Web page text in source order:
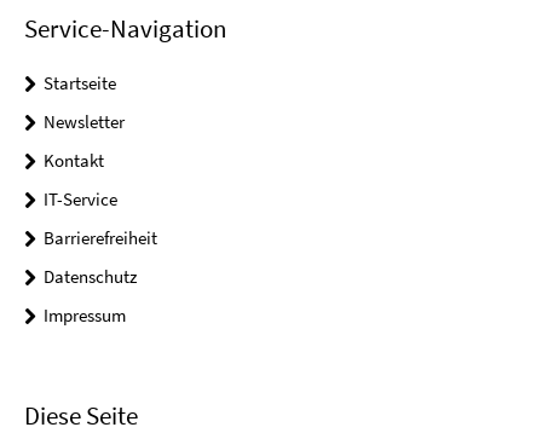
Service-Navigation
Startseite
Newsletter
Kontakt
IT-Service
Barrierefreiheit
Datenschutz
Impressum
Diese Seite